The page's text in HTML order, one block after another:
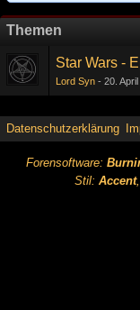
Themen
Star Wars -
Lord Syn 20.
Datenschutzerklärung
Forensoftware:
Stil: Accent